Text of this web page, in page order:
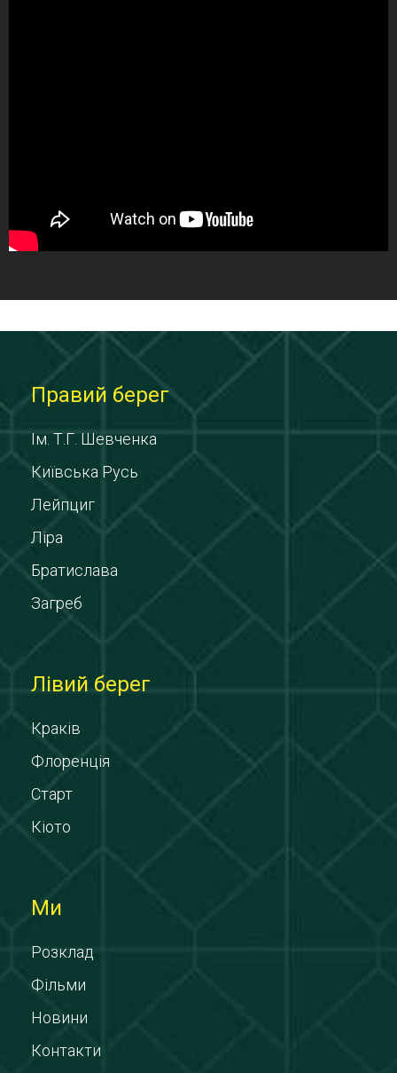
Правий берег
Ім. Т.Г. Шевченка
Київська Русь
Лейпциг
Ліра
Братислава
Загреб
Лівий берег
Краків
Флоренція
Старт
Кіото
Ми
Розклад
Фільми
Новини
Контакти